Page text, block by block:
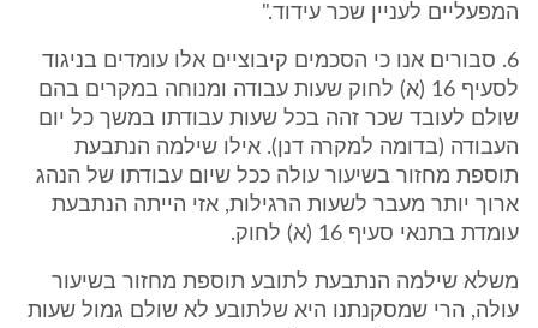
המפעליים לעניין שכר עידוד."
6. סבורים אנו כי הסכמים קיבוציים אלו עומדים בניגוד
לסעיף 16 (א) לחוק שעות עבודה ומנוחה במקרים בהם
שולם לעובד שכר זהה בכל שעות עבודתו במשך כל יום
העבודה (בדומה למקרה דנן). אילו שילמה הנתבעת
תוספת מחזור בשיעור עולה ככל שיום עבודתו של הנהג
ארוך יותר מעבר לשעות הרגילות, אזי הייתה הנתבעת
עומדת בתנאי סעיף 16 (א) לחוק.
משלא שילמה הנתבעת לתובע תוספת מחזור בשיעור
עולה, הרי שמסקנתנו היא שלתובע לא שולם גמול שעות